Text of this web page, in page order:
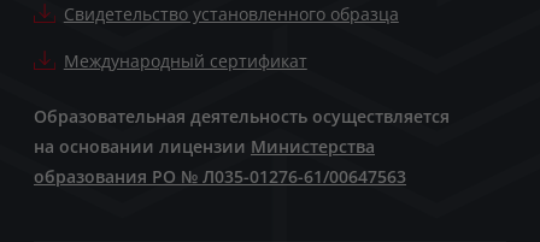
Свидетельство установленного образца
Международный сертификат
Образовательная деятельность осуществляется
на основании лицензии Министерства
образования РО № Л035-01276-61/00647563